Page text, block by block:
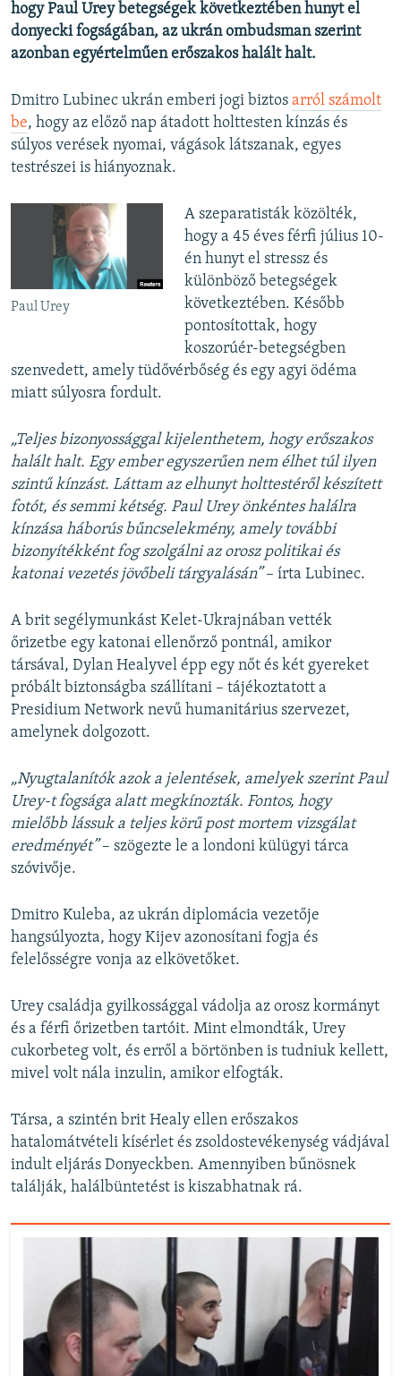
Valamennyi RFE/RL weboldal
hogy Paul Urey betegségek következtében hunyt el
donyecki fogságában, az ukrán ombudsman szerint
azonban egyértelműen erőszakos halált halt.
Dmitro Lubinec ukrán emberi jogi biztos arról számolt
be, hogy az előző nap átadott holttesten kínzás és
súlyos verések nyomai, vágások látszanak, egyes
testrészei is hiányoznak.
Paul Urey
A szeparatisták közölték,
hogy a 45 éves férfi július 10-
én hunyt el stressz és
különböző betegségek
következtében. Később
pontosítottak, hogy
koszorúér-betegségben
szenvedett, amely tüdővérbőség és egy agyi ödéma
miatt súlyosra fordult.
„Teljes bizonyossággal kijelenthetem, hogy erőszakos
halált halt. Egy ember egyszerűen nem élhet túl ilyen
szintű kínzást. Láttam az elhunyt holttestéről készített
fotót, és semmi kétség. Paul Urey önkéntes halálra
kínzása háborús bűncselekmény, amely további
bizonyítékként fog szolgálni az orosz politikai és
katonai vezetés jövőbeli tárgyalásán”– írta Lubinec.
A brit segélymunkást Kelet-Ukrajnában vették
őrizetbe egy katonai ellenőrző pontnál, amikor
társával, Dylan Healyvel épp egy nőt és két gyereket
próbált biztonságba szállítani – tájékoztatott a
Presidium Network nevű humanitárius szervezet,
amelynek dolgozott.
„Nyugtalanítók azok a jelentések, amelyek szerint Paul
Urey-t fogsága alatt megkínozták. Fontos, hogy
mielőbb lássuk a teljes körű post mortem vizsgálat
eredményét”– szögezte le a londoni külügyi tárca
szóvivője.
Dmitro Kuleba, az ukrán diplomácia vezetője
hangsúlyozta, hogy Kijev azonosítani fogja és
felelősségre vonja az elkövetőket.
Urey családja gyilkossággal vádolja az orosz kormányt
és a férfi őrizetben tartóit. Mint elmondták, Urey
cukorbeteg volt, és erről a börtönben is tudniuk kellett,
mivel volt nála inzulin, amikor elfogták.
Társa, a szintén brit Healy ellen erőszakos
hatalomátvételi kísérlet és zsoldostevékenység vádjával
indult eljárás Donyeckben. Amennyiben bűnösnek
találják, halálbüntetést is kiszabhatnak rá.